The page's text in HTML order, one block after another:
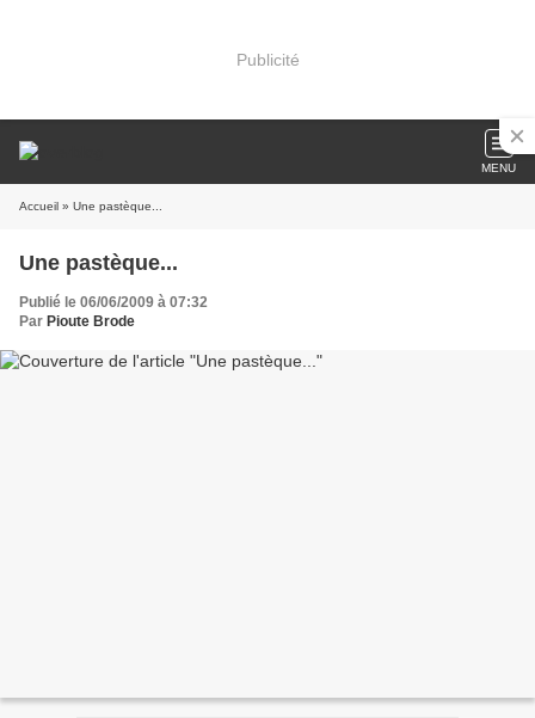
Publicité
MENU
Accueil » Une pastèque...
Une pastèque...
Publié le 06/06/2009 à 07:32
Par Pioute Brode